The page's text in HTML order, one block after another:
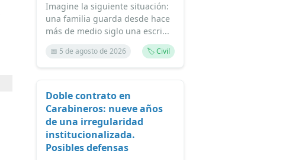
Imagine la siguiente situación:
una familia guarda desde hace
más de medio siglo una escri...
📅 5 de agosto de 2026 🏷️ Civil
Doble contrato en
Carabineros: nueve años
de una irregularidad
institucionalizada.
Posibles defensas